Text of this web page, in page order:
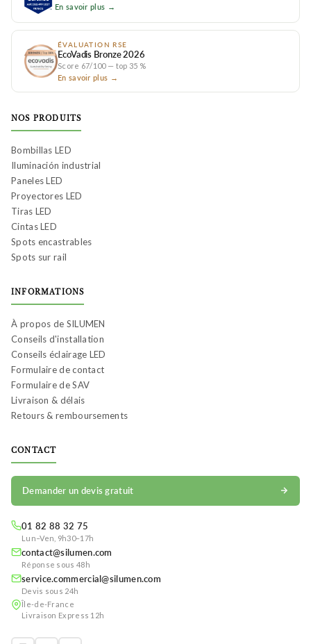
En savoir plus →
ÉVALUATION RSE
EcoVadis Bronze 2026
Score 67/100 — top 35 %
En savoir plus →
NOS PRODUITS
Bombillas LED
Iluminación industrial
Paneles LED
Proyectores LED
Tiras LED
Cintas LED
Spots encastrables
Spots sur rail
INFORMATIONS
À propos de SILUMEN
Conseils d'installation
Conseils éclairage LED
Formulaire de contact
Formulaire de SAV
Livraison & délais
Retours & remboursements
CONTACT
Demander un devis gratuit
01 82 88 32 75
Lun–Ven, 9h30–17h
contact@silumen.com
Réponse sous 48h
service.commercial@silumen.com
Devis sous 24h
Île-de-France
Livraison Express 12h